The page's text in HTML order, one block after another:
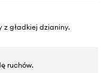
z gładkiej dzianiny.
ruchów.